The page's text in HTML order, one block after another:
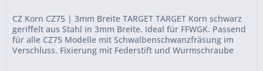
CZ Korn CZ75 | 3mm Breite TARGET TARGET Korn schwarz
geriffelt aus Stahl in 3mm Breite. Ideal für FFWGK. Passend
für alle CZ75 Modelle mit Schwalbenschwanzfräsung im
Verschluss. Fixierung mit Federstift und Wurmschraube